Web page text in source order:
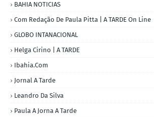
BAHIA NOTICIAS
Com Redação De Paula Pitta | A TARDE On Line
GLOBO INTANACIONAL
Helga Cirino | A TARDE
Ibahia.com
Jornal A Tarde
Leandro Da Silva
Paula A Jorna A Tarde